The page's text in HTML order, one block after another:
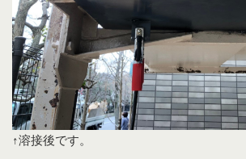
↑溶接後です。